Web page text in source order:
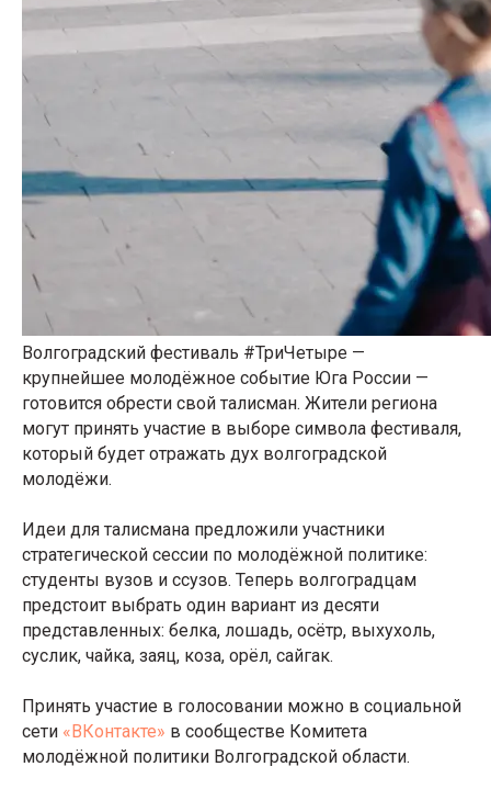
Волгоградский фестиваль #ТриЧетыре —
крупнейшее молодёжное событие Юга России —
готовится обрести свой талисман. Жители региона
могут принять участие в выборе символа фестиваля,
который будет отражать дух волгоградской
молодёжи.
Идеи для талисмана предложили участники
стратегической сессии по молодёжной политике:
студенты вузов и ссузов. Теперь волгоградцам
предстоит выбрать один вариант из десяти
представленных: белка, лошадь, осётр, выхухоль,
суслик, чайка, заяц, коза, орёл, сайгак.
Принять участие в голосовании можно в социальной
сети «ВКонтакте» в сообществе Комитета
молодёжной политики Волгоградской области.